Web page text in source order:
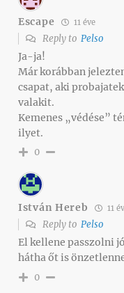
Escape 11 éve
Reply to Pelso
Ja-ja!
Már korábban
csapat, aki
valakit.
Kemenes „védése”
ilyet.
0
István Hereb 11
Reply to Pelso
El kellene passzolni
hátha őt is
0